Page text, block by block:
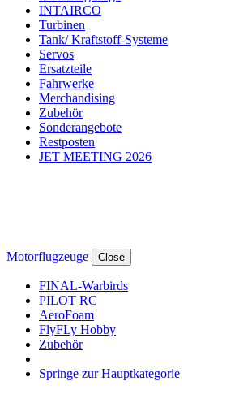
INTAIRCO
Turbinen
Tank/ Kraftstoff-Systeme
Servos
Ersatzteile
Fahrwerke
Merchandising
Zubehör
Sonderangebote
Restposten
JET MEETING 2026
Motorflugzeuge Close
FINAL-Warbirds
PILOT RC
AeroFoam
FlyFLy Hobby
Zubehör
Springe zur Hauptkategorie